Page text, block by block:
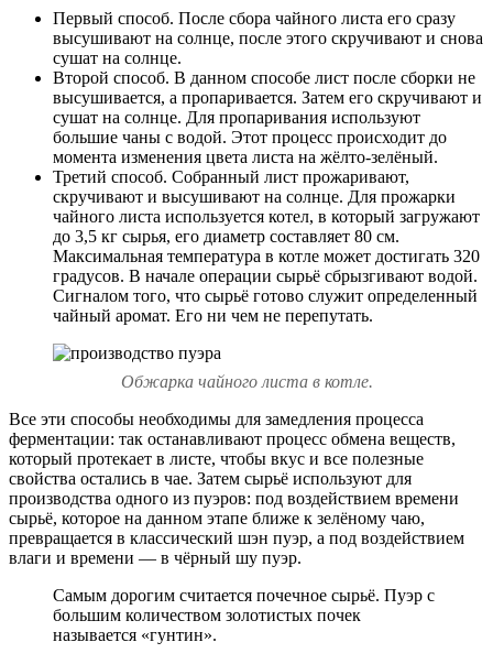
Первый способ. После сбора чайного листа его сразу
высушивают на солнце, после этого скручивают и снова
сушат на солнце.
Второй способ. В данном способе лист после сборки не
высушивается, а пропаривается. Затем его скручивают и
сушат на солнце. Для пропаривания используют
большие чаны с водой. Этот процесс происходит до
момента изменения цвета листа на жёлто-зелёный.
Третий способ. Собранный лист прожаривают,
скручивают и высушивают на солнце. Для прожарки
чайного листа используется котел, в который загружают
до 3,5 кг сырья, его диаметр составляет 80 см.
Максимальная температура в котле может достигать 320
градусов. В начале операции сырьё сбрызгивают водой.
Сигналом того, что сырьё готово служит определенный
чайный аромат. Его ни чем не перепутать.
Обжарка чайного листа в котле.
Все эти способы необходимы для замедления процесса
ферментации: так останавливают процесс обмена веществ,
который протекает в листе, чтобы вкус и все полезные
свойства остались в чае. Затем сырьё используют для
производства одного из пуэров: под воздействием времени
сырьё, которое на данном этапе ближе к зелёному чаю,
превращается в классический шэн пуэр, а под воздействием
влаги и времени — в чёрный шу пуэр.
Самым дорогим считается почечное сырьё. Пуэр с
большим количеством золотистых почек
называется «гунтин».